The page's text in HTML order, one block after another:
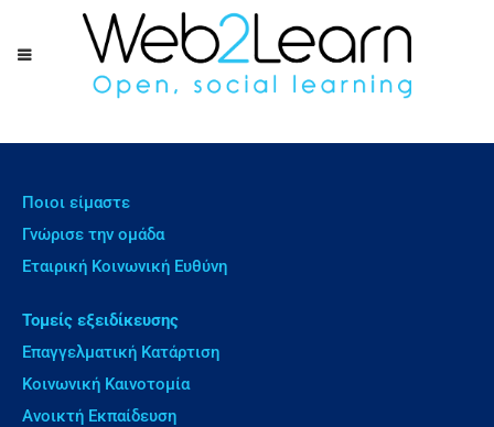
Ποιοι είμαστε
Γνώρισε την ομάδα
Εταιρική Κοινωνική Ευθύνη
Τομείς εξειδίκευσης
Επαγγελματική Κατάρτιση
Κοινωνική Καινοτομία
Ανοικτή Εκπαίδευση